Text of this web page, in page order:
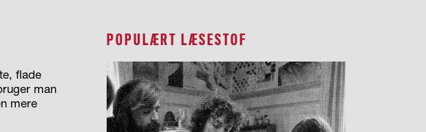
flade
man
mere
POPULÆRT LÆSESTOF